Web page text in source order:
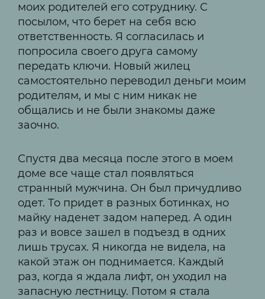
моих родителей его сотруднику. С
посылом, что берет на себя всю
ответственность. Я согласилась и
попросила своего друга самому
передать ключи. Новый жилец
самостоятельно переводил деньги моим
родителям, и мы с ним никак не
общались и не были знакомы даже
заочно.
Спустя два месяца после этого в моем
доме все чаще стал появляться
странный мужчина. Он был причудливо
одет. То придет в разных ботинках, но
майку наденет задом наперед. А один
раз и вовсе зашел в подъезд в одних
лишь трусах. Я никогда не видела, на
какой этаж он поднимается. Каждый
раз, когда я ждала лифт, он уходил на
запасную лестницу. Потом я стала